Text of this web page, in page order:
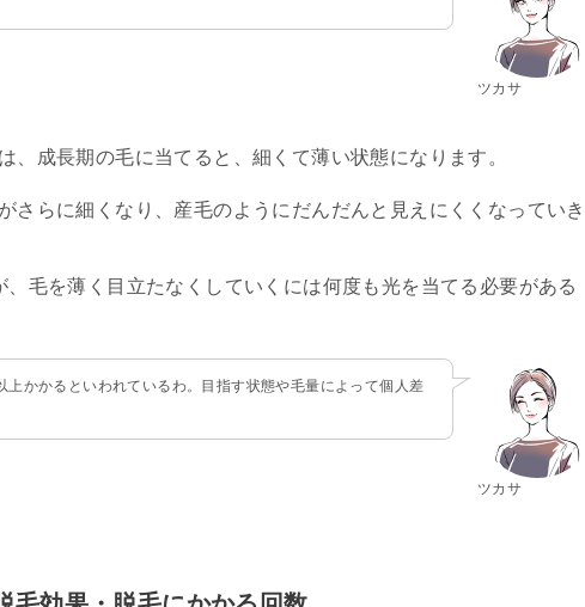
ツカサ
、成長期の毛に当てると、細くて薄い状態になります。
さらに細くなり、産毛のようにだんだんと見えにくくなっていき
毛を薄く目立たなくしていくには何度も光を当てる必要がある
ツカサ
かかるといわれているわ。目指す状態や毛量によって個人差